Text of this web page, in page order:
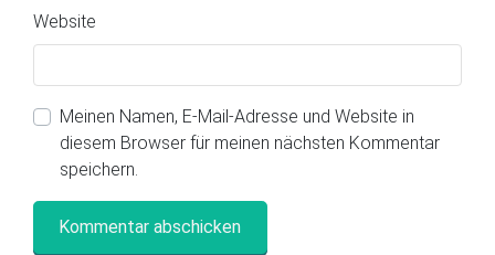
Website
Meinen Namen, E-Mail-Adresse und Website in
diesem Browser für meinen nächsten Kommentar
speichern.